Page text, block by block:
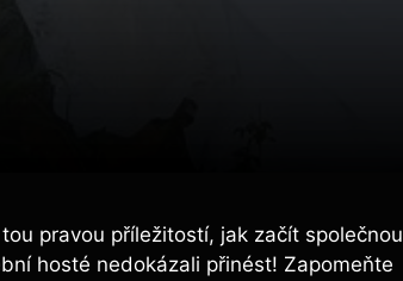
pravou příležitostí, jak začít společnou
hosté nedokázali přinést! Zapomeňte